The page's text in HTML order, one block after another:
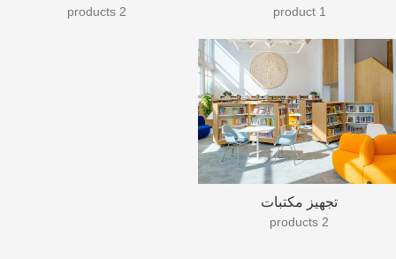
1 product
2 products
تجهيز مكتبات
2 products